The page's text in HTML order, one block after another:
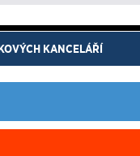
KANCELÁŘÍ